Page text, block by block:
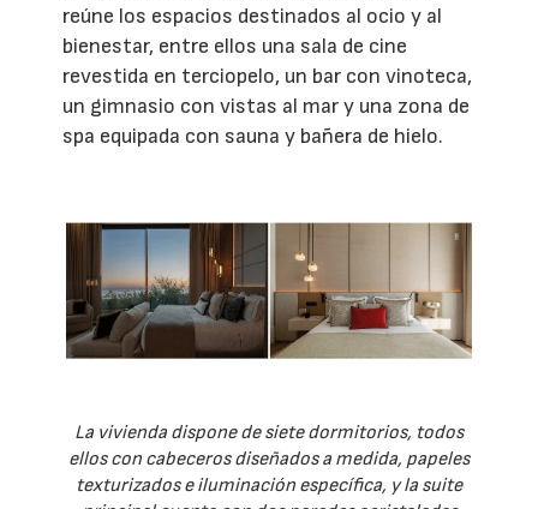
reúne los espacios destinados al ocio y al
bienestar, entre ellos una sala de cine
revestida en terciopelo, un bar con vinoteca,
un gimnasio con vistas al mar y una zona de
spa equipada con sauna y bañera de hielo.
La vivienda dispone de siete dormitorios, todos
ellos con cabeceros diseñados a medida, papeles
texturizados e iluminación específica, y la suite